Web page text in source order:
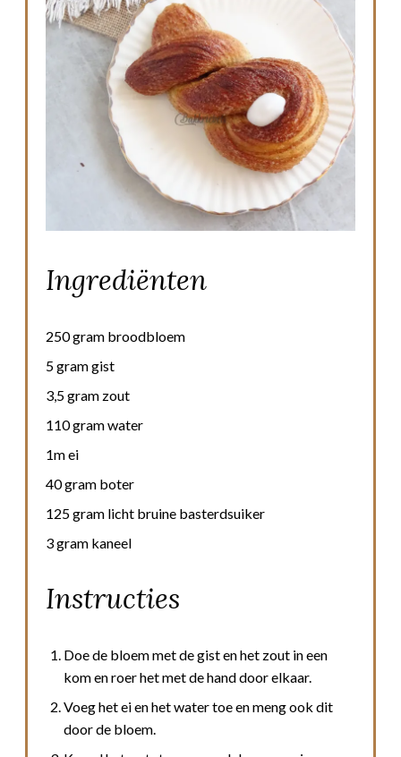
Ingrediënten
250 gram broodbloem
5 gram gist
3,5 gram zout
110 gram water
1m ei
40 gram boter
125 gram licht bruine basterdsuiker
3 gram kaneel
Instructies
Doe de bloem met de gist en het zout in een
kom en roer het met de hand door elkaar.
Voeg het ei en het water toe en meng ook dit
door de bloem.